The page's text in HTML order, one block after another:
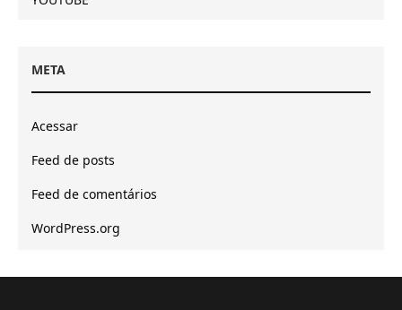
META
Acessar
Feed de posts
Feed de comentários
WordPress.org